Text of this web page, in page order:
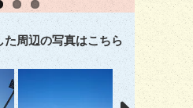
た周辺の写真はこちら